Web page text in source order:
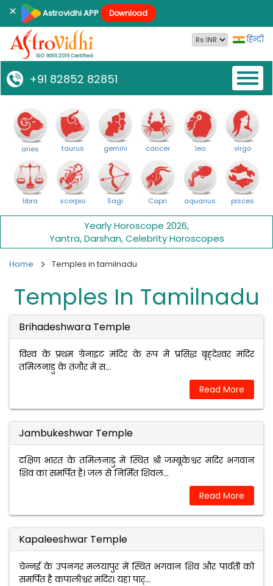
× Astrovidhi APP Download
हिन्दी
+91 82852 82851
aries taurus gemini cancer leo virgo
libra scorpio Sagi Capri aquarius pisces
Yearly Horoscope 2026,
Yantra,Darshan,Celebrity Horoscopes
Home Temples in tamilnadu
Temples In Tamilnadu
Brihadeshwara Temple
विश्‍व के प्रथम ग्रेनाइट मंदिर के रूप में प्रसिद्ध बृह्देश्‍वर मंदिर
तमिलनाडु के तंजौर में स...
Read More
Jambukeshwar Temple
दक्षिण भारत के तमिलनाडु में स्थित श्री जम्बूकेश्वर मंदिर भगवान
शिव का समर्पित है। जल से निर्मित शिवल...
Read More
Kapaleeshwar Temple
चेन्नई के उपनगर मलयापुर में स्थित भगवान शिव और पार्वती को
समर्पित है कपालीश्वर मंदिर। यहां पार्...